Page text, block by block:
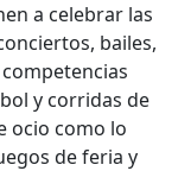
a celebrar las
bailes,
y corridas de
ocio como lo
de feria y